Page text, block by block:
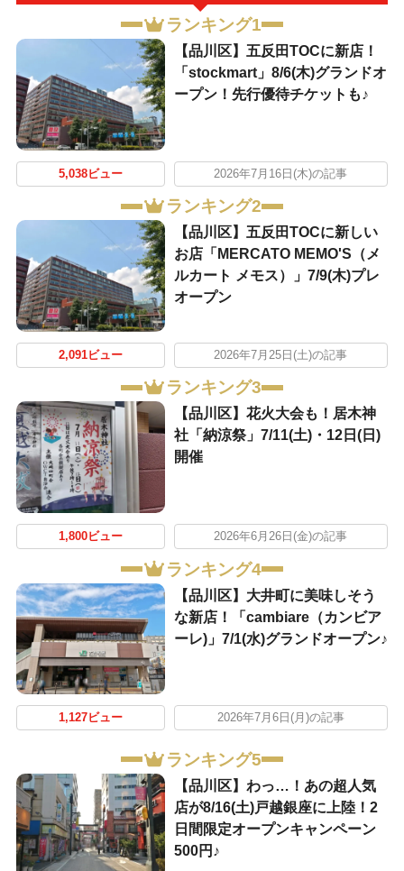
ランキング1
【品川区】五反田TOCに新店！
「stockmart」8/6(木)グランドオ
ープン！先行優待チケットも♪
5,038ビュー 2026年7月16日(木)の記事
ランキング2
【品川区】五反田TOCに新しい
お店「MERCATO MEMO'S（メ
ルカート メモス）」7/9(木)プレ
オープン
2,091ビュー 2026年7月25日(土)の記事
ランキング3
【品川区】花火大会も！居木神
社「納涼祭」7/11(土)・12日(日)
開催
1,800ビュー 2026年6月26日(金)の記事
ランキング4
【品川区】大井町に美味しそう
な新店！「cambiare（カンビア
ーレ)」7/1(水)グランドオープン♪
1,127ビュー 2026年7月6日(月)の記事
ランキング5
【品川区】わっ…！あの超人気
店が8/16(土)戸越銀座に上陸！2
日間限定オープンキャンペーン
500円♪